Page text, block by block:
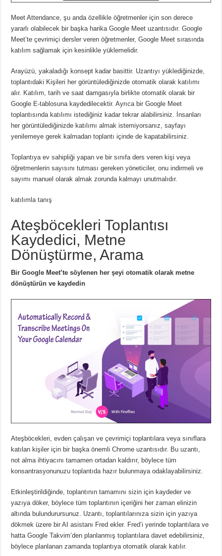
Meet Attendance, şu anda özellikle öğretmenler için son derece
yararlı olabilecek bir başka harika Google Meet uzantısıdır.Google
Meet’te çevrimiçi dersler veren öğretmenler, Google Meet sırasında
katılım sağlamak için kesinlikle yüklemelidir.
Arayüzü, yakaladığı konsept kadar basittir. Uzantıyı yüklediğinizde,
toplantıdaki Kişileri her görüntülediğinizde otomatik olarak katılımı
alır. Katılım, tarih ve saat damgasıyla birlikte otomatik olarak bir
Google E-tablosuna kaydedilecektir.Ayrıca bir Google Meet
toplantısında katılımı istediğiniz kadar tekrar alabilirsiniz. İnsanları
her görüntülediğinizde katılımı almak istemiyorsanız, sayfayı
yenilemeye gerek kalmadan toplantı içinde de kapatabilirsiniz.
Toplantıya ev sahipliği yapan ve bir sınıfa ders veren kişi veya
öğretmenlerin sayısını tutması gereken yöneticiler, onu indirmeli ve
sayımı manuel olarak almak zorunda kalmayı unutmalıdır.
katılımla tanış
Ateşböcekleri Toplantısı
Kaydedici, Metne
Dönüştürme, Arama
Bir Google Meet’te söylenen her şeyi otomatik olarak metne
dönüştürün ve kaydedin
Ateşböcekleri, evden çalışan ve çevrimiçi toplantılara veya sınıflara
katılan kişiler için bir başka önemli Chrome uzantısıdır. Bu uzantı,
not alma ihtiyacını tamamen ortadan kaldırır, böylece tüm
konsantrasyonunuzu toplantıda hazır bulunmaya odaklayabilirsiniz.
Etkinleştirildiğinde, toplantının tamamını sizin için kaydeder ve
yazıya döker, böylece tüm toplantının içeriğini her zaman elinizin
altında bulundurursunuz. Uzantı, toplantılarınıza sizin için yazıya
dökmek üzere bir AI asistanı Fred ekler. Fred’i yerinde toplantılara ve
hatta Google Takvim’den planlanmış toplantılara davet edebilirsiniz,
böylece planlanan zamanda toplantıya otomatik olarak katılır.